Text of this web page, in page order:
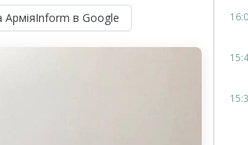
АрміяInform в Google